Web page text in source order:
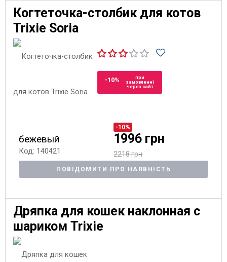
Когтеточка-столбик для котов
Trixie Soria
-10%
при
замовленні
через сайт
бежевый
Код: 140421
-10%
1996 грн
2218 грн
ПОВІДОМИТИ ПРО НАЯВНІСТЬ
Дряпка для кошек наклонная с
шариком Trixie